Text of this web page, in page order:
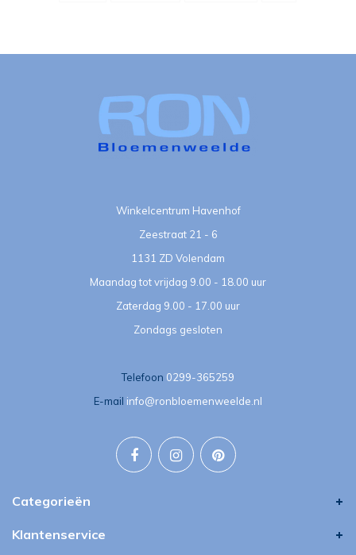
Winkelcentrum Havenhof
Zeestraat 21 - 6
1131 ZD Volendam
Maandag tot vrijdag 9.00 - 18.00 uur
Zaterdag 9.00 - 17.00 uur
Zondags gesloten
Telefoon 0299-365259
E-mail info@ronbloemenweelde.nl
Categorieën
Klantenservice